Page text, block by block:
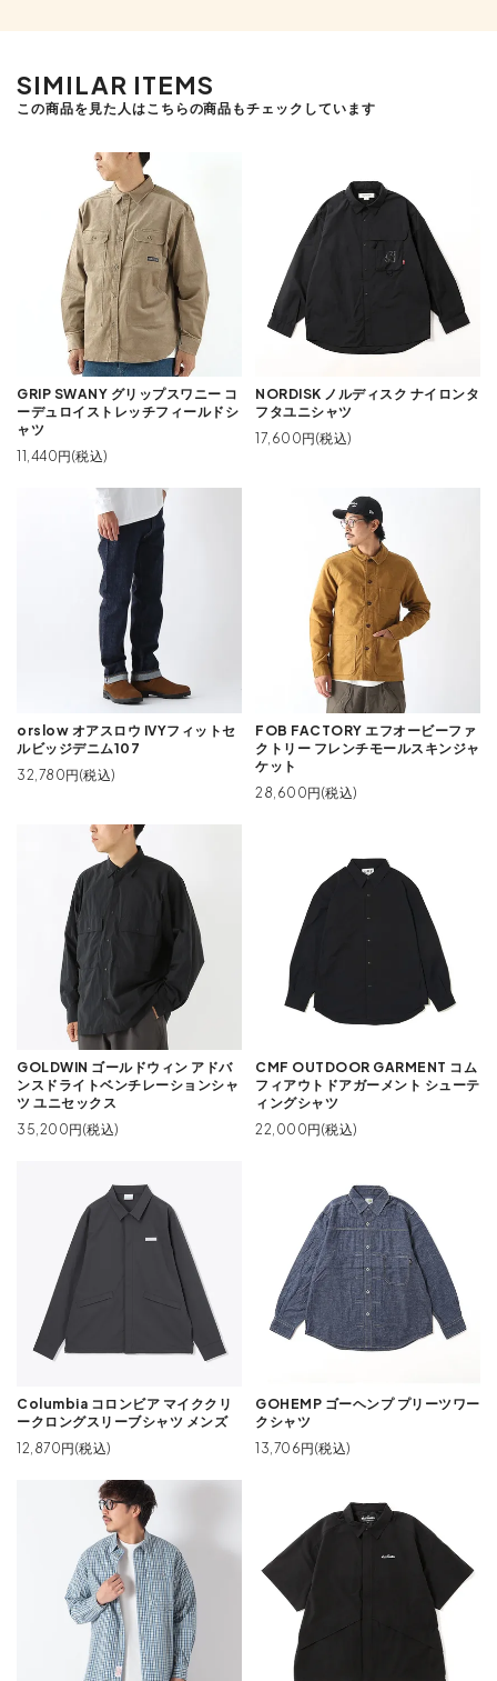
SIMILAR ITEMS
この商品を見た人はこちらの商品もチェックしています
GRIP SWANY グリップスワニー コ
ーデュロイストレッチフィールドシ
ャツ
11,440円(税込)
NORDISK ノルディスク ナイロンタ
フタユニシャツ
17,600円(税込)
orslow オアスロウ IVYフィットセ
ルビッジデニム107
32,780円(税込)
FOB FACTORY エフオービーファ
クトリー フレンチモールスキンジャ
ケット
28,600円(税込)
GOLDWIN ゴールドウィン アドバ
ンスドライトベンチレーションシャ
ツ ユニセックス
35,200円(税込)
CMF OUTDOOR GARMENT コム
フィアウトドアガーメント シューテ
ィングシャツ
22,000円(税込)
Columbia コロンビア マイククリ
ークロングスリーブシャツ メンズ
12,870円(税込)
GOHEMP ゴーヘンプ プリーツワー
クシャツ
13,706円(税込)